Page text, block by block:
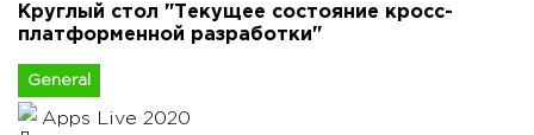
Круглый стол "Текущее состояние кросс-
платформенной разработки"
General
Apps Live 2020